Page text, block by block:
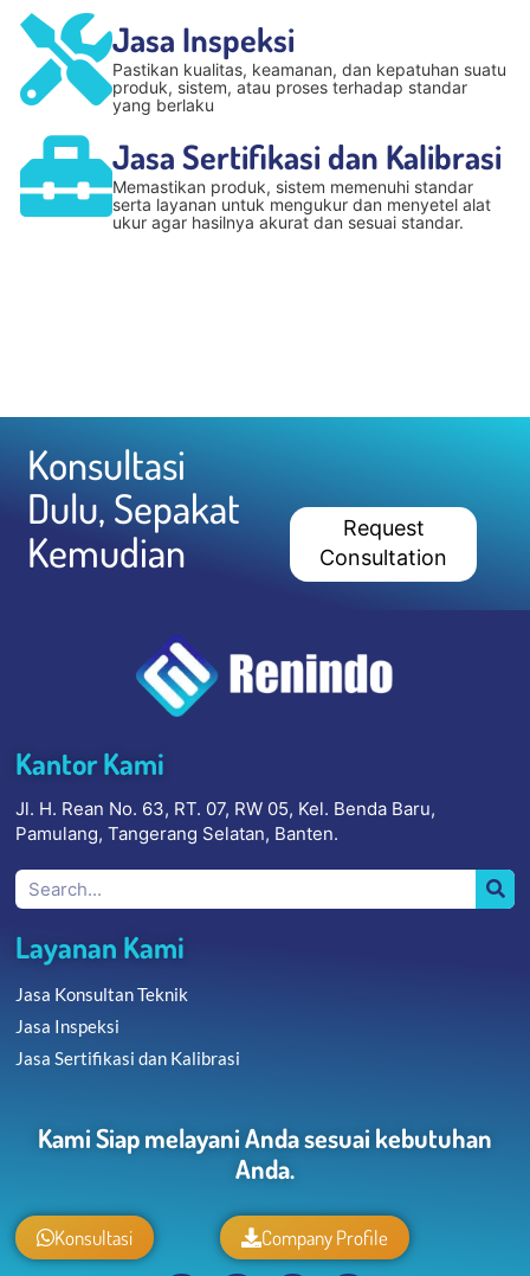
Jasa Inspeksi
Pastikan kualitas, keamanan, dan kepatuhan suatu
produk, sistem, atau proses terhadap standar
yang berlaku
Jasa Sertifikasi dan Kalibrasi
Memastikan produk, sistem memenuhi standar
serta layanan untuk mengukur dan menyetel alat
ukur agar hasilnya akurat dan sesuai standar.
Konsultasi
Dulu, Sepakat
Kemudian
Request
Consultation
Kantor Kami
Jl. H. Rean No. 63, RT. 07, RW 05, Kel. Benda Baru,
Pamulang, Tangerang Selatan, Banten.
Layanan Kami
Jasa Konsultan Teknik
Jasa Inspeksi
Jasa Sertifikasi dan Kalibrasi
Kami Siap melayani Anda sesuai kebutuhan
Anda.
Konsultasi Company Profile